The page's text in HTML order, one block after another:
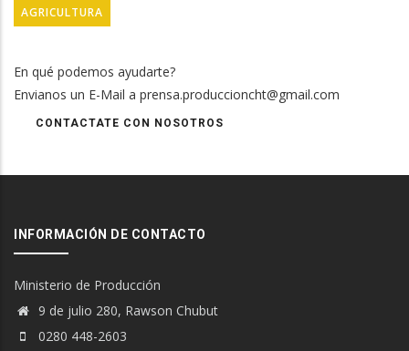
AGRICULTURA
En qué podemos ayudarte?
Envianos un E-Mail a prensa.produccioncht@gmail.com
CONTACTATE CON NOSOTROS
INFORMACIÓN DE CONTACTO
Ministerio de Producción
9 de julio 280, Rawson Chubut
0280 448-2603